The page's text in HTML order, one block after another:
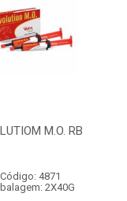
M.O. RB
Código: 4871
2X40G